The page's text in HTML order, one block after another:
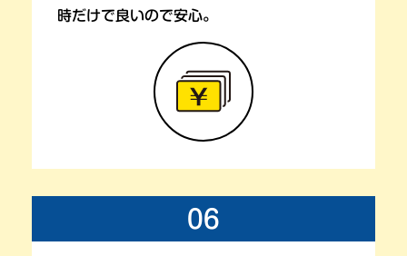
時だけで良いので安心。
06